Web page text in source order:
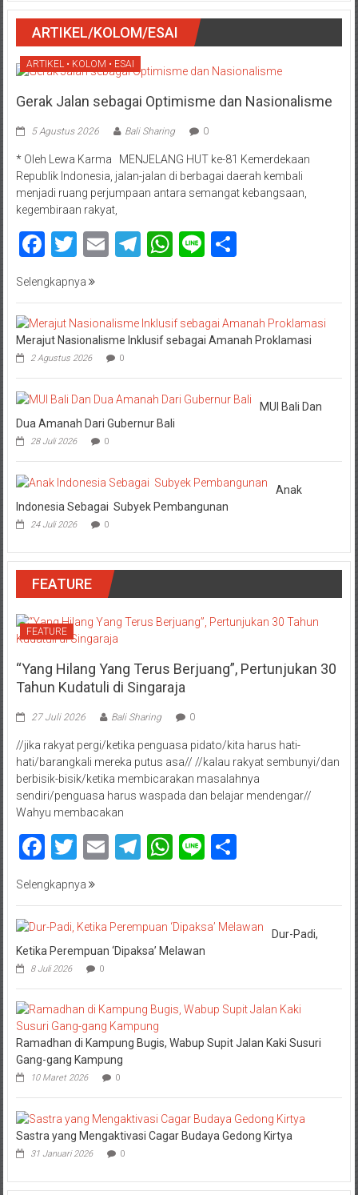
ARTIKEL/KOLOM/ESAI
ARTIKEL • KOLOM • ESAI
Gerak Jalan sebagai Optimisme dan Nasionalisme
5 Agustus 2026 Bali Sharing 0
* Oleh Lewa Karma MENJELANG HUT ke-81 Kemerdekaan
Republik Indonesia, jalan-jalan di berbagai daerah kembali
menjadi ruang perjumpaan antara semangat kebangsaan,
kegembiraan rakyat,
Facebook
Twitter
EmailTelegram
WhatsApp
LineShare
Selengkapnya
Merajut Nasionalisme Inklusif sebagai Amanah Proklamasi
2 Agustus 2026 0
MUI Bali Dan
Dua Amanah Dari Gubernur Bali
28 Juli 2026 0
Anak
Indonesia Sebagai Subyek Pembangunan
24 Juli 2026 0
FEATURE
FEATURE
“Yang Hilang Yang Terus Berjuang”, Pertunjukan 30
Tahun Kudatuli di Singaraja
27 Juli 2026 Bali Sharing 0
//jika rakyat pergi/ketika penguasa pidato/kita harus hati-
hati/barangkali mereka putus asa// //kalau rakyat sembunyi/dan
berbisik-bisik/ketika membicarakan masalahnya
sendiri/penguasa harus waspada dan belajar mendengar//
Wahyu membacakan
Facebook
Twitter
EmailTelegram
WhatsApp
LineShare
Selengkapnya
Dur-Padi,
Ketika Perempuan ‘Dipaksa’ Melawan
8 Juli 2026 0
Ramadhan di Kampung Bugis, Wabup Supit Jalan Kaki Susuri
Gang-gang Kampung
10 Maret 2026 0
Sastra yang Mengaktivasi Cagar Budaya Gedong Kirtya
31 Januari 2026 0